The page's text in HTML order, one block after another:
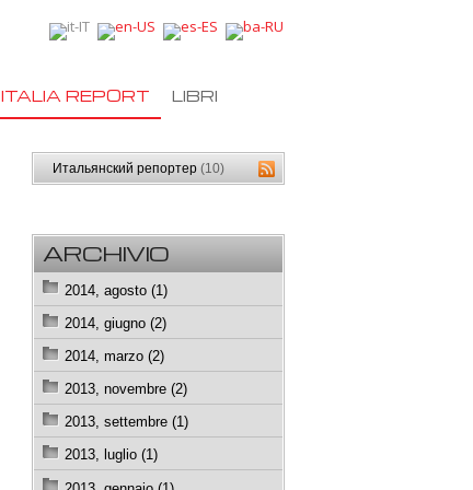
ITALIA REPORT LIBRI
Итальянский репортер(10)
ARCHIVIO
2014, agosto (1)
2014, giugno (2)
2014, marzo (2)
2013, novembre (2)
2013, settembre (1)
2013, luglio (1)